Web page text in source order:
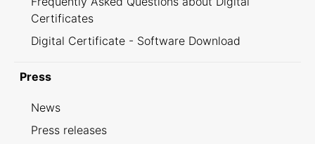
Certificates
Digital Certificate - Software Download
Press
News
Press releases